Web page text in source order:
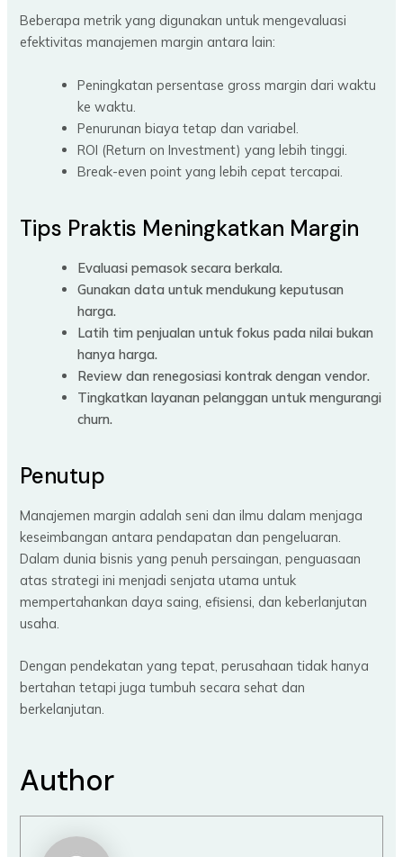
Beberapa metrik yang digunakan untuk mengevaluasi
efektivitas manajemen margin antara lain:
Peningkatan persentase gross margin dari waktu
ke waktu.
Penurunan biaya tetap dan variabel.
ROI (Return on Investment) yang lebih tinggi.
Break-even point yang lebih cepat tercapai.
Tips Praktis Meningkatkan Margin
Evaluasi pemasok secara berkala.
Gunakan data untuk mendukung keputusan
harga.
Latih tim penjualan untuk fokus pada nilai bukan
hanya harga.
Review dan renegosiasi kontrak dengan vendor.
Tingkatkan layanan pelanggan untuk mengurangi
churn.
Penutup
Manajemen margin adalah seni dan ilmu dalam menjaga
keseimbangan antara pendapatan dan pengeluaran.
Dalam dunia bisnis yang penuh persaingan, penguasaan
atas strategi ini menjadi senjata utama untuk
mempertahankan daya saing, efisiensi, dan keberlanjutan
usaha.
Dengan pendekatan yang tepat, perusahaan tidak hanya
bertahan tetapi juga tumbuh secara sehat dan
berkelanjutan.
Author